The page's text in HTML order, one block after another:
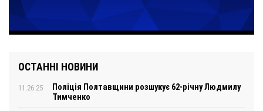
ОСТАННІ НОВИНИ
11.26.25
Поліція Полтавщини розшукує 62-річну Людмилу
Тимченко